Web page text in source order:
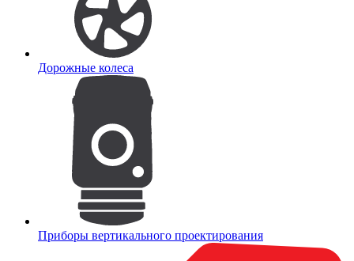
Дорожные колеса
Приборы вертикального проектирования